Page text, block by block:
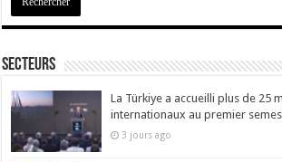
Secteurs
La Türkiye a accueilli plus de 25
internationaux au premier
3 jours ago